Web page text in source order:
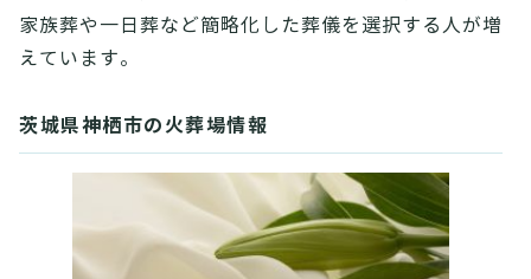
家族葬や一日葬など簡略化した葬儀を選択する人が増
えています。
茨城県神栖市の火葬場情報